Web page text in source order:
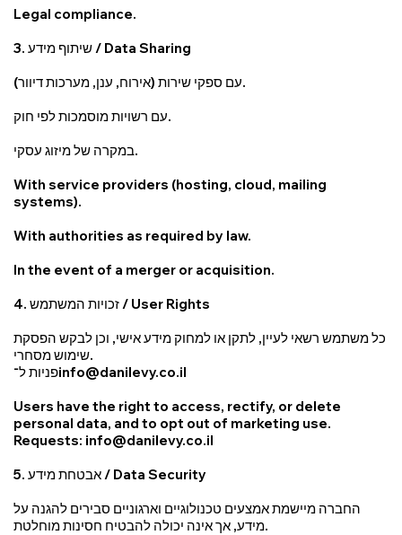
Legal compliance.
3. שיתוף מידע / Data Sharing
עם ספקי שירות (אירוח, ענן, מערכות דיוור).
עם רשויות מוסמכות לפי חוק.
במקרה של מיזוג עסקי.
With service providers (hosting, cloud, mailing
systems).
With authorities as required by law.
In the event of a merger or acquisition.
4. זכויות המשתמש / User Rights
כל משתמש רשאי לעיין, לתקן או למחוק מידע אישי, וכן לבקש הפסקת
שימוש מסחרי.
פניות ל־info@danilevy.co.il
Users have the right to access, rectify, or delete
personal data, and to opt out of marketing use.
Requests: info@danilevy.co.il
5. אבטחת מידע / Data Security
החברה מיישמת אמצעים טכנולוגיים וארגוניים סבירים להגנה על
מידע, אך אינה יכולה להבטיח חסינות מוחלטת.